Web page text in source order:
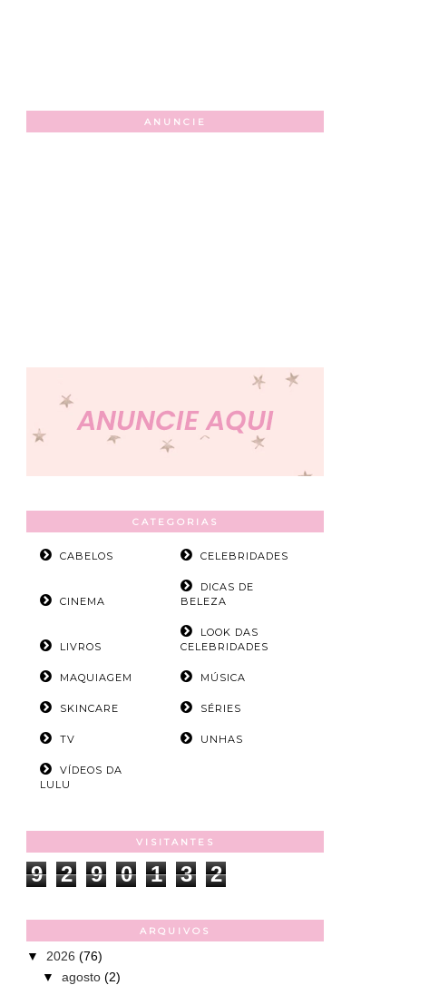
ANUNCIE
CATEGORIAS
CABELOS CELEBRIDADES
CINEMA
DICAS DE
BELEZA
LIVROS
LOOK DAS
CELEBRIDADES
MAQUIAGEM MÚSICA
SKINCARE SÉRIES
TV UNHAS
VÍDEOS DA
LULU
VISITANTES
9 2 9 0 1 3 2
ARQUIVOS
▼ 2026 (76)
▼ agosto (2)